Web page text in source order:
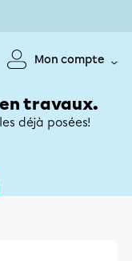
Mon compte
travaux.
déjà posées!